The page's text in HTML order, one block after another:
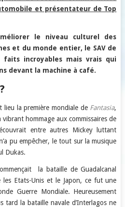
et présentateur de Top
le niveau culturel des
et du monde entier, le SAV de
faits incroyables mais vrais qui
devant la machine à café.
lieu la première mondiale de Fantasia,
hommage aux commissaires de
entre autres Mickey luttant
pu empêcher, le tout sur la musique
Dukas.
la bataille de Guadalcanal
les Etats-Unis et le Japon, ce fut une
Guerre Mondiale. Heureusement
tard la bataille navale d’Interlagos ne